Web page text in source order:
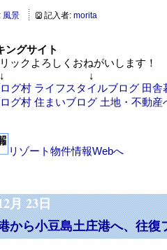
風景 記入者: morita
ングサイト
クよろしくおねがいします！
↓
リゾート物件情報Webへ
月 23日
から小豆島土庄港へ、往復